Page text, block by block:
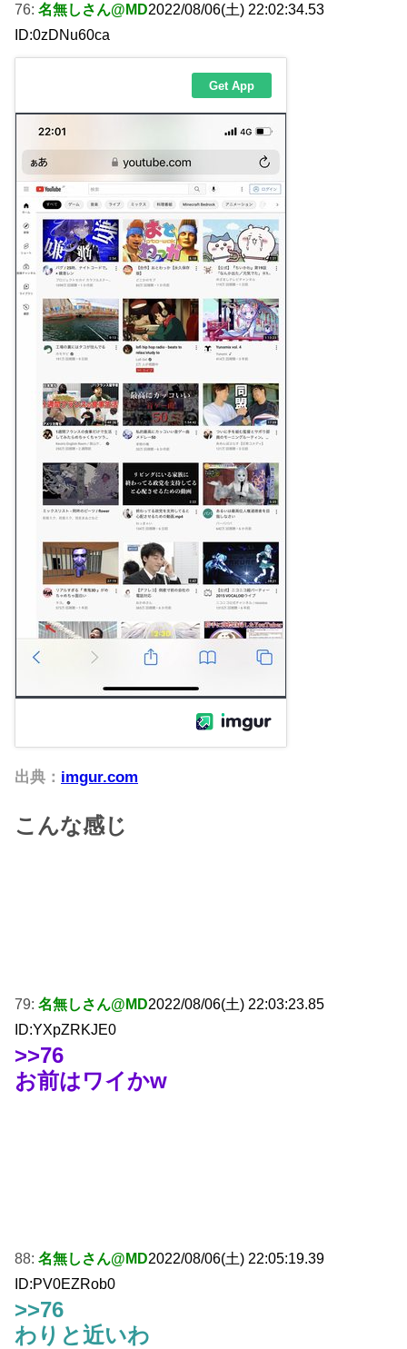
76: 名無しさん@MD2022/08/06(土) 22:02:34.53
ID:0zDNu60ca
出典： imgur.com
こんな感じ
79: 名無しさん@MD2022/08/06(土) 22:03:23.85
ID:YXpZRKJE0
>>76
お前はワイかw
88: 名無しさん@MD2022/08/06(土) 22:05:19.39
ID:PV0EZRob0
>>76
わりと近いわ